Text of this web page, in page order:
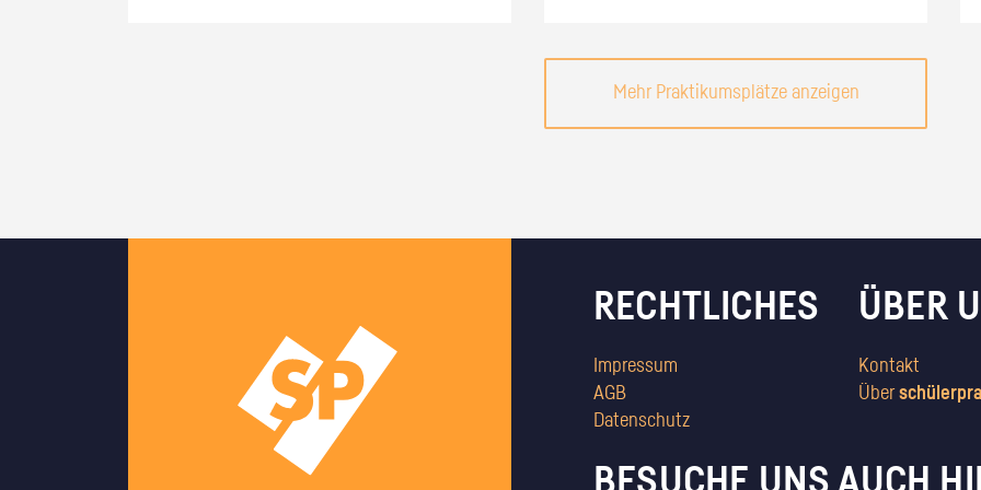
Mehr Praktikumsplätze anzeigen
RECHTLICHES
Impressum
AGB
Datenschutz
ÜBER
Kontakt
Über